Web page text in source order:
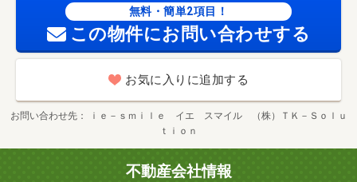
（幼稚園・保育園）まで２５９ｍ
無料・簡単2項目！
この物件にお問い合わせする
お気に入りに追加する
お問い合わせ先
ｉｅ－ｓｍｉｌｅ イエ スマイル （株）ＴＫ－Ｓｏｌｕ
ｔｉｏｎ
不動産会社情報